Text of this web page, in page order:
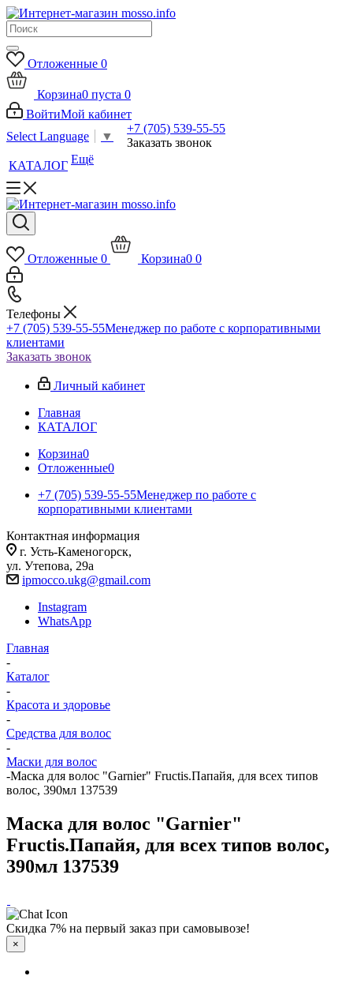
Отложенные 0
Корзина0 пуста 0
ВойтиМой кабинет
Select Language
▼
+7 (705) 539-55-55
Заказать звонок
КАТАЛОГ Ещё
Отложенные 0 Корзина0 0
Телефоны
+7 (705) 539-55-55Менеджер по работе с корпоративными
клиентами
Заказать звонок
Личный кабинет
Главная
КАТАЛОГ
Корзина0
Отложенные0
+7 (705) 539-55-55Менеджер по работе с
корпоративными клиентами
Контактная информация
г. Усть-Каменогорск,
ул. Утепова, 29а
ipmocco.ukg@gmail.com
Instagram
WhatsApp
Главная
-
Каталог
-
Красота и здоровье
-
Средства для волос
-
Маски для волос
-Маска для волос "Garnier" Fructis.Папайя, для всех типов
волос, 390мл 137539
Маска для волос "Garnier"
Fructis.Папайя, для всех типов волос,
390мл 137539
Скидка 7% на первый заказ при самовывозе!
×